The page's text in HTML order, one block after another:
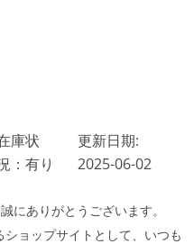
庫状
：有り
更新日期:
2025-06-02
にありがとうございます。
ョップサイトとして、いつも